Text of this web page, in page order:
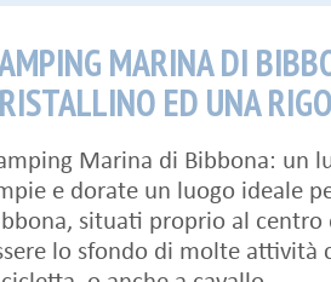
MARINA DI
ED UNA
Marina di Bibbona: un
e dorate un luogo ideale
situati proprio al
lo sfondo di molte attività